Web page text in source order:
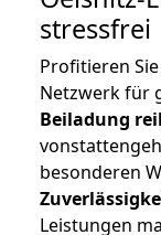
stressfrei
Profitieren
Netzwerk für
Beiladung
besonderen
Leistungen